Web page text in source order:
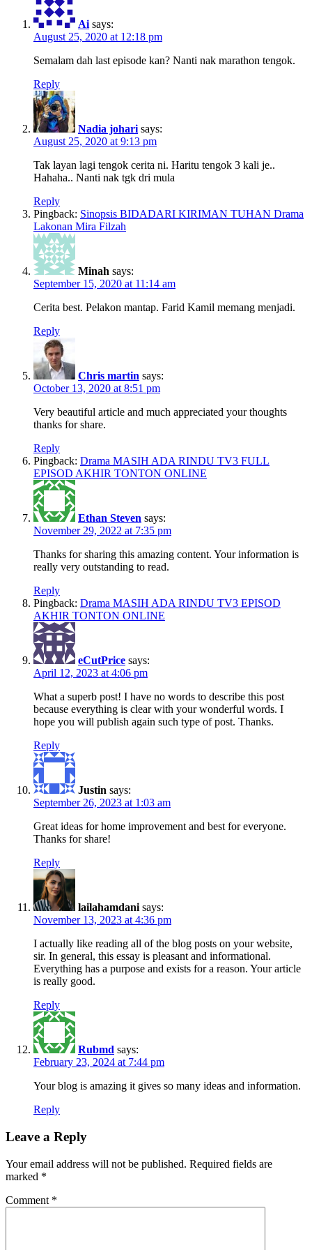
Ai says:
August 25, 2020 at 12:18 pm
Semalam dah last episode kan? Nanti nak marathon tengok.
Reply
Nadia johari says:
August 25, 2020 at 9:13 pm
Tak layan lagi tengok cerita ni. Haritu tengok 3 kali je..
Hahaha.. Nanti nak tgk dri mula
Reply
Pingback: Sinopsis BIDADARI KIRIMAN TUHAN Drama
Lakonan Mira Filzah
Minah says:
September 15, 2020 at 11:14 am
Cerita best. Pelakon mantap. Farid Kamil memang menjadi.
Reply
Chris martin says:
October 13, 2020 at 8:51 pm
Very beautiful article and much appreciated your thoughts
thanks for share.
Reply
Pingback: Drama MASIH ADA RINDU TV3 FULL
EPISOD AKHIR TONTON ONLINE
Ethan Steven says:
November 29, 2022 at 7:35 pm
Thanks for sharing this amazing content. Your information is
really very outstanding to read.
Reply
Pingback: Drama MASIH ADA RINDU TV3 EPISOD
AKHIR TONTON ONLINE
eCutPrice says:
April 12, 2023 at 4:06 pm
What a superb post! I have no words to describe this post
because everything is clear with your wonderful words. I
hope you will publish again such type of post. Thanks.
Reply
Justin says:
September 26, 2023 at 1:03 am
Great ideas for home improvement and best for everyone.
Thanks for share!
Reply
lailahamdani says:
November 13, 2023 at 4:36 pm
I actually like reading all of the blog posts on your website,
sir. In general, this essay is pleasant and informational.
Everything has a purpose and exists for a reason. Your article
is really good.
Reply
Rubmd says:
February 23, 2024 at 7:44 pm
Your blog is amazing it gives so many ideas and information.
Reply
Leave a Reply
Your email address will not be published. Required fields are
marked *
Comment *